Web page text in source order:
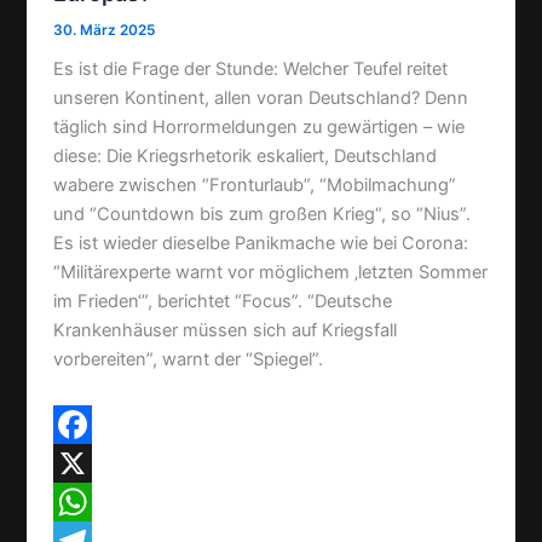
t
e
30. März 2025
Es ist die Frage der Stunde: Welcher Teufel reitet
unseren Kontinent, allen voran Deutschland? Denn
täglich sind Horrormeldungen zu gewärtigen – wie
diese: Die Kriegsrhetorik eskaliert, Deutschland
wabere zwischen “Fronturlaub”, “Mobilmachung”
und “Countdown bis zum großen Krieg“, so “Nius”.
Es ist wieder dieselbe Panikmache wie bei Corona:
“Militärexperte warnt vor möglichem ‚letzten Sommer
im Frieden‘”, berichtet “Focus”. “Deutsche
Krankenhäuser müssen sich auf Kriegsfall
vorbereiten”, warnt der “Spiegel”.
F
aX